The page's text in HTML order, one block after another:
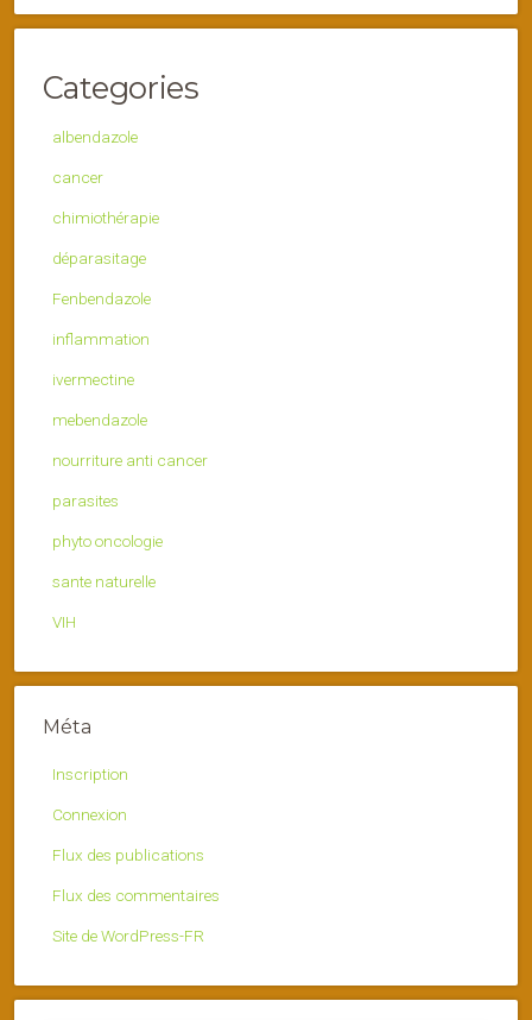
Categories
albendazole
cancer
chimiothérapie
déparasitage
Fenbendazole
inflammation
ivermectine
mebendazole
nourriture anti cancer
parasites
phyto oncologie
sante naturelle
VIH
Méta
Inscription
Connexion
Flux des publications
Flux des commentaires
Site de WordPress-FR